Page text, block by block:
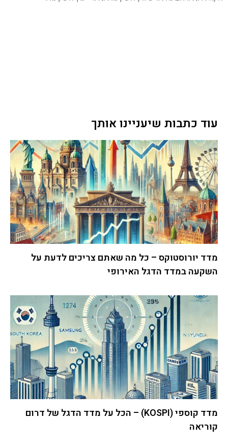
עוד כתבות שיעניינו אותך
מדד יורוסטוקס – כל מה שאתם צריכים לדעת על
השקעה במדד הדגל האירופי
מדד קוספי (KOSPI) – הכל על מדד הדגל של דרום
קוריאה